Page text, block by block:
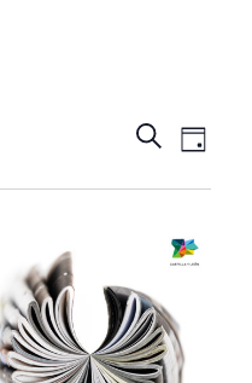
Events
and
Views
Search
Day